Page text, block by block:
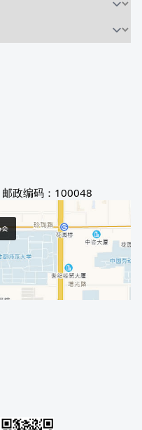
邮政编码：100048